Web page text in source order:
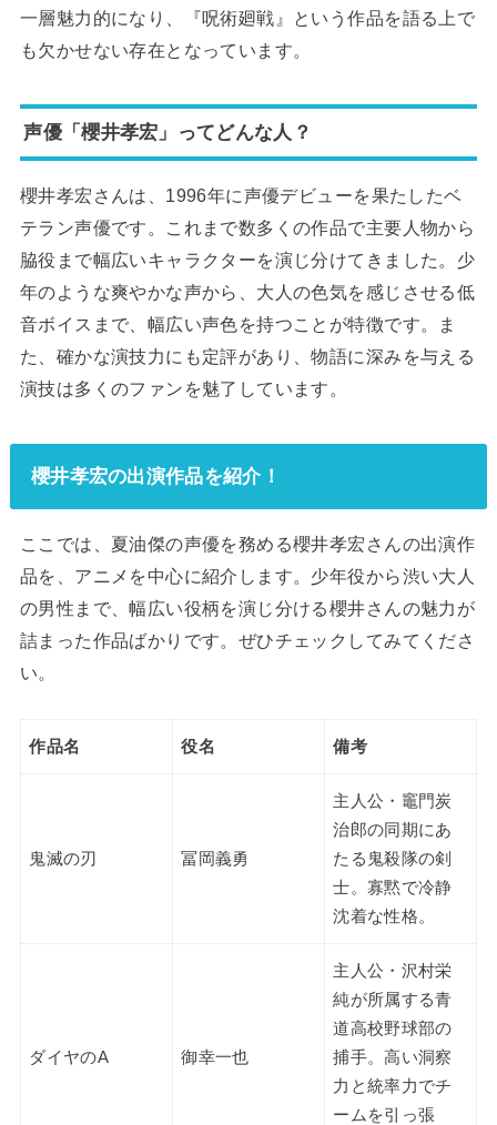
一層魅力的になり、『呪術廻戦』という作品を語る上で
も欠かせない存在となっています。
声優「櫻井孝宏」ってどんな人？
櫻井孝宏さんは、1996年に声優デビューを果たしたベ
テラン声優です。これまで数多くの作品で主要人物から
脇役まで幅広いキャラクターを演じ分けてきました。少
年のような爽やかな声から、大人の色気を感じさせる低
音ボイスまで、幅広い声色を持つことが特徴です。ま
た、確かな演技力にも定評があり、物語に深みを与える
演技は多くのファンを魅了しています。
櫻井孝宏の出演作品を紹介！
ここでは、夏油傑の声優を務める櫻井孝宏さんの出演作
品を、アニメを中心に紹介します。少年役から渋い大人
の男性まで、幅広い役柄を演じ分ける櫻井さんの魅力が
詰まった作品ばかりです。ぜひチェックしてみてくださ
い。
作品名 役名 備考
鬼滅の刃 冨岡義勇
主人公・竈門炭
治郎の同期にあ
たる鬼殺隊の剣
士。寡黙で冷静
沈着な性格。
ダイヤのA 御幸一也
主人公・沢村栄
純が所属する青
道高校野球部の
捕手。高い洞察
力と統率力でチ
ームを引っ張